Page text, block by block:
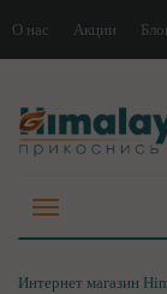
О нас Акции
Интернет магазин